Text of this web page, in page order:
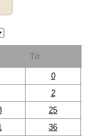
Tit
0
2
25
36